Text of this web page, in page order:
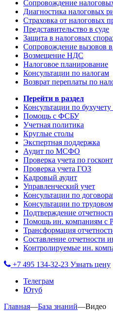
Сопровождение
Диагностика налоговых
Страховка от налоговых
Представительство в суде
Защита в налоговых
Сопровождение
Возмещение НДС
Налоговое планирование
Консультации по налогам
Возврат переплаты по
Перейти в раздел
Консультации по
Помощь с ФСБУ
Учетная политика
Круглые столы
Экспертная поддержка
Аудит по МСФО
Проверка учета по
Проверка учета ГОЗ
Кадровый аудит
Управленческий учет
Консультации по
Консультации по
Подтверждение
Помощь ин. компаниям с
Трансформация
Составление отчетности
Контролируемые ин.
+7 495 134-32-23 Узнать цену
Телеграм
Ютуб
Главная—База знаний—Видео